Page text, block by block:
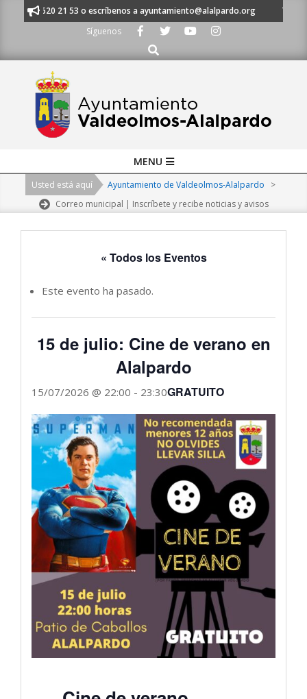
al 91 620 21 53 o escríbenos a ayuntamiento@alalpardo.org
TE
Síguenos
Buscar
Navigation
MENU
Usted está aquí Ayuntamiento de Valdeolmos-Alalpardo
>
Correo municipal | Inscríbete y recibe noticias y avisos
« Todos los Eventos
Este evento ha pasado.
15 de julio: Cine de verano en
Alalpardo
15/07/2026 @ 22:00 - 23:30GRATUITO